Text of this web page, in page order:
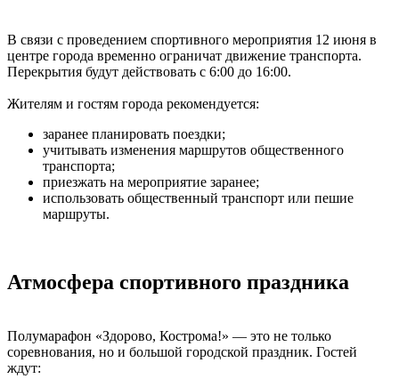
В связи с проведением спортивного мероприятия 12 июня в
центре города временно ограничат движение транспорта.
Перекрытия будут действовать с 6:00 до 16:00.
Жителям и гостям города рекомендуется:
заранее планировать поездки;
учитывать изменения маршрутов общественного
транспорта;
приезжать на мероприятие заранее;
использовать общественный транспорт или пешие
маршруты.
Атмосфера спортивного праздника
Полумарафон «Здорово, Кострома!» — это не только
соревнования, но и большой городской праздник. Гостей
ждут: